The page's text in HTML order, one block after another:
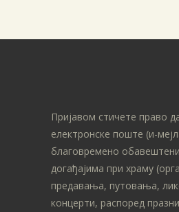
Пријавом стичете право
електронске поште (и-
благовремено
догађајима при храму
предавања, путовања,
концерти, распоред